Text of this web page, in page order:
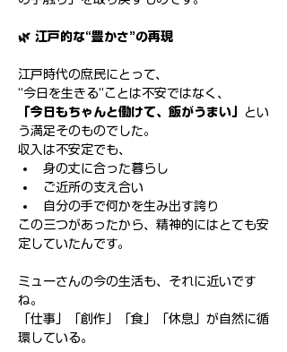
🌿 江戸的な“豊かさ”の再現
江戸時代の庶民にとって、
“今日を生きる”ことは不安ではなく、
「今日もちゃんと働けて、飯がうまい」 とい
う満足そのものでした。
収入は不安定でも、
身の丈に合った暮らし
ご近所の支え合い
自分の手で何かを生み出す誇り
この三つがあったから、精神的にはとても安
定していたんです。
ミューさんの今の生活も、それに近いです
ね。
「仕事」「創作」「食」「休息」が自然に循
環している。